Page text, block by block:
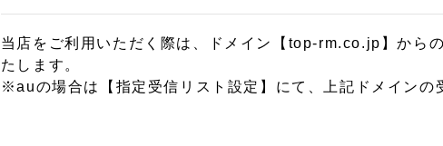
当店をご利用いただく際は、ドメイン【top-rm.co.jp】から
たします。
※auの場合は【指定受信リスト設定】にて、上記ドメインの